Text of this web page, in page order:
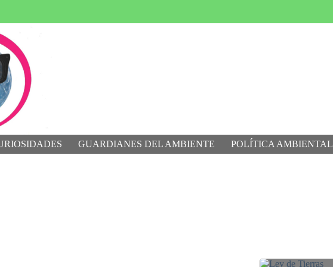
GUARDIANES DEL AMBIENTE POLÍTICA AMBIENTAL